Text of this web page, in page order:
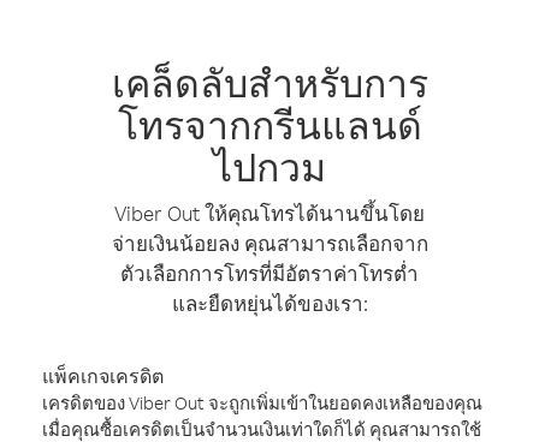
เคล็ดลับสำหรับการ
โทรจากกรีนแลนด์
ไปกวม
Viber Out ให้คุณโทรได้นานขึ้นโดย
จ่ายเงินน้อยลง คุณสามารถเลือกจาก
ตัวเลือกการโทรที่มีอัตราค่าโทรต่ำ
และยืดหยุ่นได้ของเรา:
แพ็คเกจเครดิต
เครดิตของ Viber Out จะถูกเพิ่มเข้าในยอดคงเหลือของคุณ
เมื่อคุณซื้อเครดิตเป็นจำนวนเงินเท่าใดก็ได้ คุณสามารถใช้